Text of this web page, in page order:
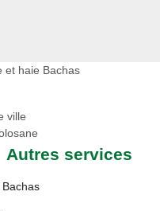
et haie Bachas
ville
Autres services